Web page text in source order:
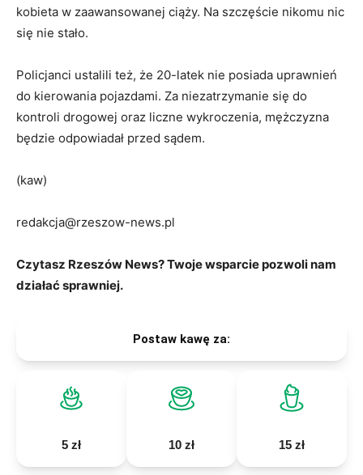
kobieta w zaawansowanej ciąży. Na szczęście nikomu nic
się nie stało.
Policjanci ustalili też, że 20-latek nie posiada uprawnień
do kierowania pojazdami. Za niezatrzymanie się do
kontroli drogowej oraz liczne wykroczenia, mężczyzna
będzie odpowiadał przed sądem.
(kaw)
redakcja@rzeszow-news.pl
Czytasz Rzeszów News? Twoje wsparcie pozwoli nam
działać sprawniej.
Postaw kawę za:
5 zł 10 zł 15 zł